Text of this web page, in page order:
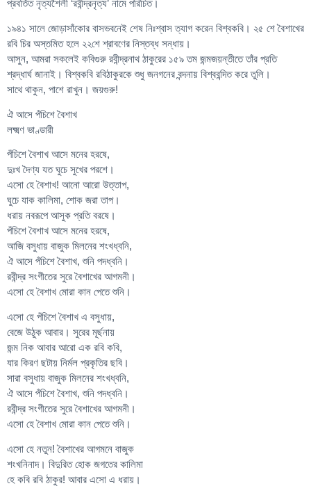
প্রবর্তিত নৃত্যশৈলী ‘রবীন্দ্রনৃত্য’ নামে পরিচিত।
১৯৪১ সালে জোড়াসাঁকোর বাসভবনেই শেষ নিঃশ্বাস ত্যাগ করেন বিশ্বকবি। ২৫ শে বৈশাখের
রবি চির অস্তমিত হলে ২২শে শ্রাবণের নিস্তব্ধ সন্ধায়।
আসুন, আমরা সকলেই কবিগুরু রবীন্দ্রনাথ ঠাকুরের ১৫৯ তম জন্মজয়ন্তীতে তাঁর প্রতি
শ্রদ্ধার্ঘ জানাই। বিশ্বকবি রবিঠাকুরকে শুধু জনগনের বন্দনায় বিশ্ববন্দিত করে তুলি।
সাথে থাকুন, পাশে রাখুন। জয়গুরু!
ঐ আসে পঁচিশে বৈশাখ
লক্ষ্মণ ভাণ্ডারী
পঁচিশে বৈশাখ আসে মনের হরষে,
দুঃখ দৈণ্য যত ঘুচে সুখের পরশে।
এসো হে বৈশাখ! আনো আরো উত্তাপ,
ঘুচে যাক কালিমা, শোক জরা তাপ।
ধরায় নবরূপে আসুক প্রতি বরষে।
পঁচিশে বৈশাখ আসে মনের হরষে,
আজি বসুধায় বাজুক মিলনের শংখধ্বনি,
ঐ আসে পঁচিশে বৈশাখ, শুনি পদধ্বনি।
রবীন্দ্র সংগীতের সুরে বৈশাখের আগমনী।
এসো হে বৈশাখ মোরা কান পেতে শুনি।
এসো হে পঁচিশে বৈশাখ এ বসুধায়,
বেজে উঠুক আবার। সুরের মূর্ছনায়
জন্ম নিক আবার আরো এক রবি কবি,
যার কিরণ ছটায় নির্মল প্রকৃতির ছবি।
সারা বসুধায় বাজুক মিলনের শংখধ্বনি,
ঐ আসে পঁচিশে বৈশাখ, শুনি পদধ্বনি।
রবীন্দ্র সংগীতের সুরে বৈশাখের আগমনী।
এসো হে বৈশাখ মোরা কান পেতে শুনি।
এসো হে নতুন! বৈশাখের আগমনে বাজুক
শংখনিনাদ। বিদুরিত হোক জগতের কালিমা
হে কবি রবি ঠাকুর! আবার এসো এ ধরায়।